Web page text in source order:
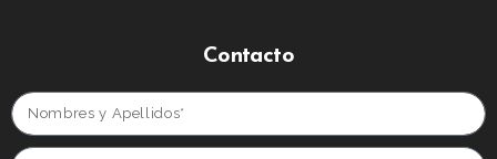
Contacto